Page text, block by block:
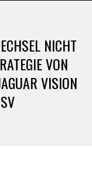
NICHT
VON
VISION